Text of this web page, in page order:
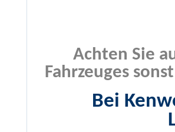
Achten Sie
Fahrzeuges
Bei